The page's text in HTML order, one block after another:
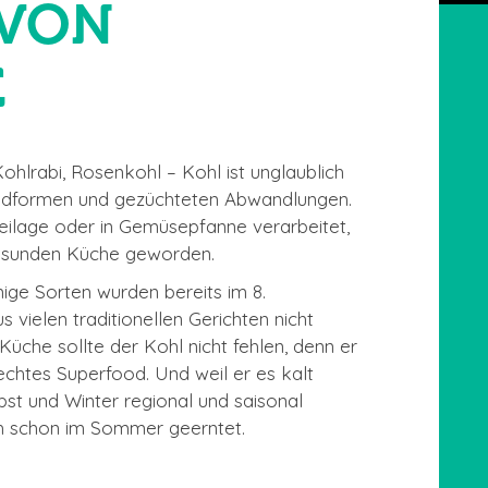
Rosenkohl – Kohl ist unglaublich
und gezüchteten Abwandlungen.
oder in Gemüsepfanne verarbeitet,
Küche geworden.
Sorten wurden bereits im 8.
vielen traditionellen Gerichten nicht
sollte der Kohl nicht fehlen, denn er
Superfood. Und weil er es kalt
und Winter regional und saisonal
schon im Sommer geerntet.